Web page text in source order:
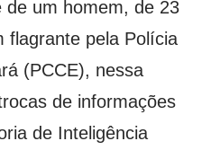
de um homem, de 23
flagrante pela Polícia
(PCCE), nessa
de informações
de Inteligência